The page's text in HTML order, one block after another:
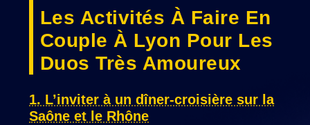
Les Activités À Faire En
Couple À Lyon Pour Les
Duos Très Amoureux
1. L’inviter à un dîner-croisière sur la
Saône et le Rhône